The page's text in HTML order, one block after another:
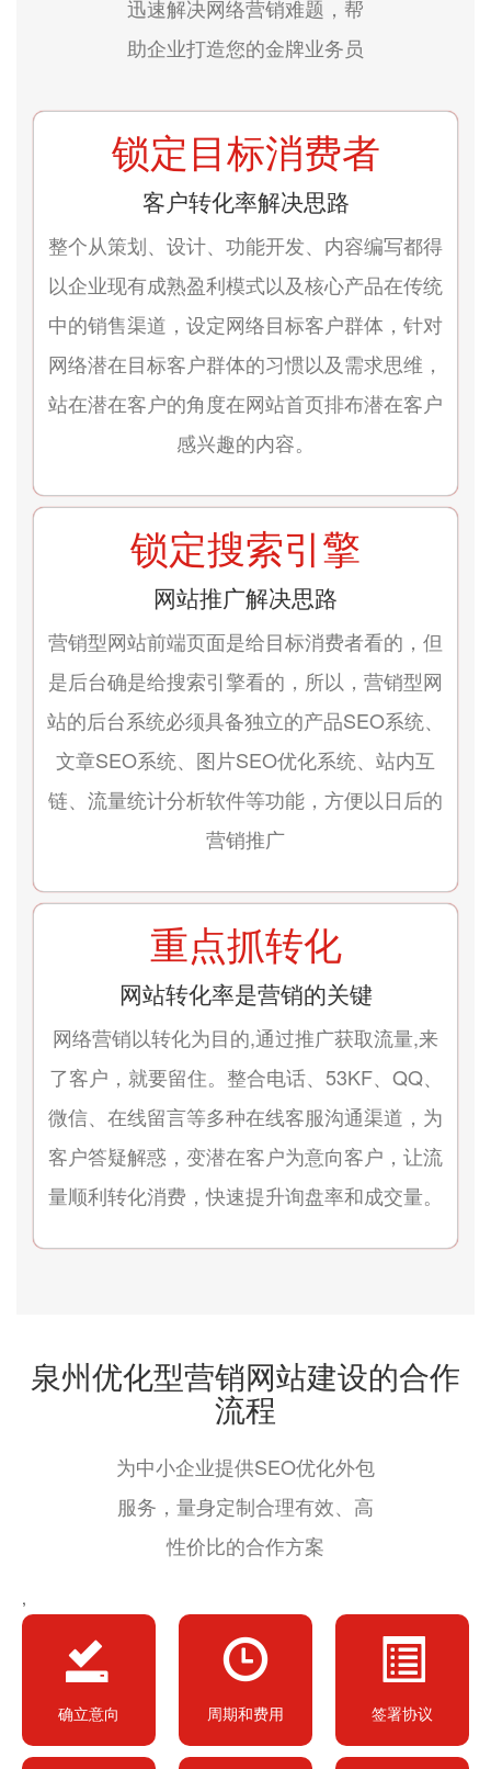
迅速解决网络营销难题，帮
助企业打造您的金牌业务员
锁定目标消费者
客户转化率解决思路
整个从策划、设计、功能开发、内容编写都得
以企业现有成熟盈利模式以及核心产品在传统
中的销售渠道，设定网络目标客户群体，针对
网络潜在目标客户群体的习惯以及需求思维，
站在潜在客户的角度在网站首页排布潜在客户
感兴趣的内容。
锁定搜索引擎
网站推广解决思路
营销型网站前端页面是给目标消费者看的，但
是后台确是给搜索引擎看的，所以，营销型网
站的后台系统必须具备独立的产品SEO系统、
文章SEO系统、图片SEO优化系统、站内互
链、流量统计分析软件等功能，方便以日后的
营销推广
重点抓转化
网站转化率是营销的关键
网络营销以转化为目的,通过推广获取流量,来
了客户，就要留住。整合电话、53KF、QQ、
微信、在线留言等多种在线客服沟通渠道，为
客户答疑解惑，变潜在客户为意向客户，让流
量顺利转化消费，快速提升询盘率和成交量。
泉州优化型营销网站建设的合作
流程
为中小企业提供SEO优化外包
服务，量身定制合理有效、高
性价比的合作方案
,
确立意向 周期和费用 签署协议